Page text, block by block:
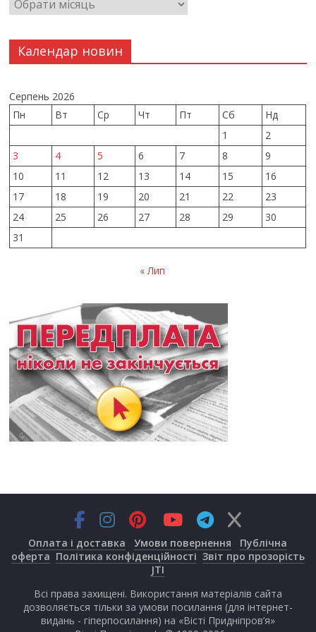
Календар новин
Серпень 2026
Пн
Вт Ср Чт Пт Сб
Нд
1
2
3
4 5 6 7 8
9
10
11 12 13 14 15
16
17
18 19 20 21 22
23
24
25 26 27 28 29
30
31
« Лип
Оплата і доставка Умови повернення
Публічна
оферта Політика конфіденційності Звіт про прозорість
JTI
Всі права захищені. Використання матеріалів сайта
дозволяється тільки за умови посилання (для інтернет-
видань - гіперпосилання) на «Вісті Придніпров’я»